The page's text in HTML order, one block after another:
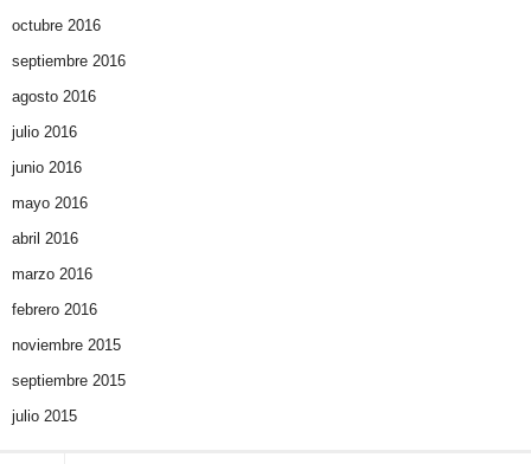
octubre 2016
septiembre 2016
agosto 2016
julio 2016
junio 2016
mayo 2016
abril 2016
marzo 2016
febrero 2016
noviembre 2015
septiembre 2015
julio 2015